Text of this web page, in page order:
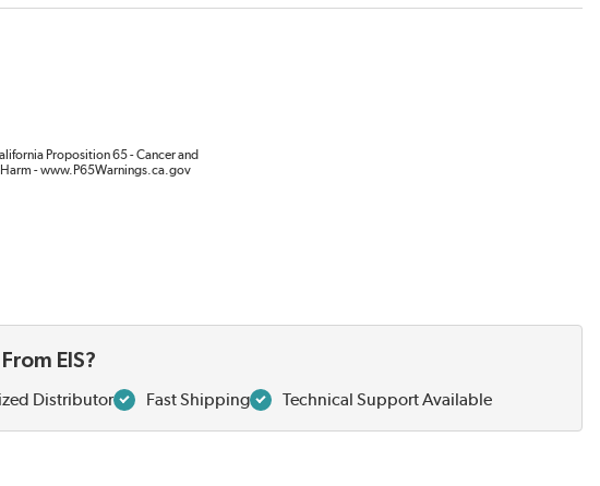
Proposition 65 - Cancer and
- www.P65Warnings.ca.gov
EIS?
Distributor Fast Shipping Technical Support Available